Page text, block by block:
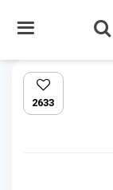
2633